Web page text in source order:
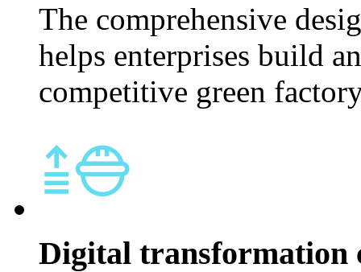
The comprehensive
helps enterprises build
competitive green
Digital transformation